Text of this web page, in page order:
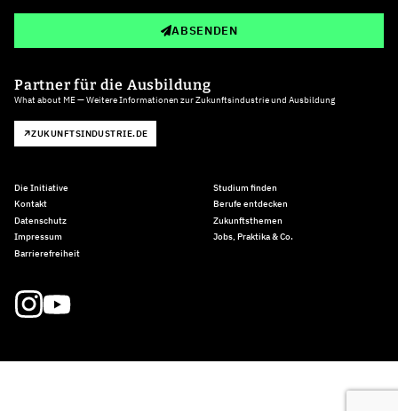
ABSENDEN
Partner für die Ausbildung
What about ME — Weitere Informationen zur Zukunftsindustrie und Ausbildung
ZUKUNFTSINDUSTRIE.DE
Die Initiative
Kontakt
Datenschutz
Impressum
Barrierefreiheit
Studium finden
Berufe entdecken
Zukunftsthemen
Jobs, Praktika & Co.